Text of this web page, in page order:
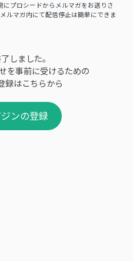
プロシードからメルマガをお送りさ
ルマガ内にて配信停止は簡単にできま
しました。
を事前に受けるための
録はこちらから
ンの登録